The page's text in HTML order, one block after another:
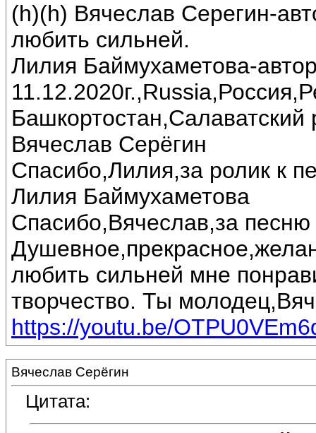
(h)(h) Вячеслав Серегин-
любить сильней.
Лилия Баймухаметова-
Вячеслав Серёгин
Спасибо,Лилия,за ролик к
Лилия Баймухаметова
Спасибо,Вячеслав,за песню
любить сильней мне
творчество. Ты
https://youtu.be/
Вячеслав Серёгин
Цитата: